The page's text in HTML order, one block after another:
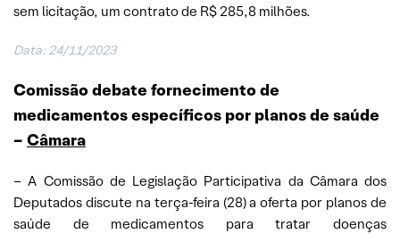
sem licitação, um contrato de R$ 285,8 milhões.
Data: 24/11/2023
Comissão debate fornecimento de
medicamentos específicos por planos de saúde
– Câmara
– A Comissão de Legislação Participativa da Câmara dos
Deputados discute na terça-feira (28) a oferta por planos de
saúde de medicamentos para tratar doenças